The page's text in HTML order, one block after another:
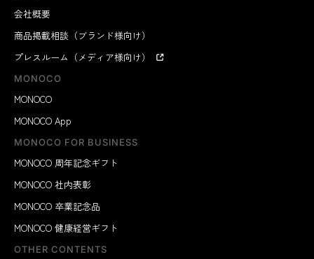
会社概要
商品掲載相談（ブランド様向け）
プレスルーム（メディア様向け）
MONOCO
MONOCO
MONOCO App
MONOCO FOR BUSINESS
MONOCO 周年記念ギフト
MONOCO 社内表彰
MONOCO 卒業記念品
MONOCO 健康経営ギフト
OTHER CONTENTS